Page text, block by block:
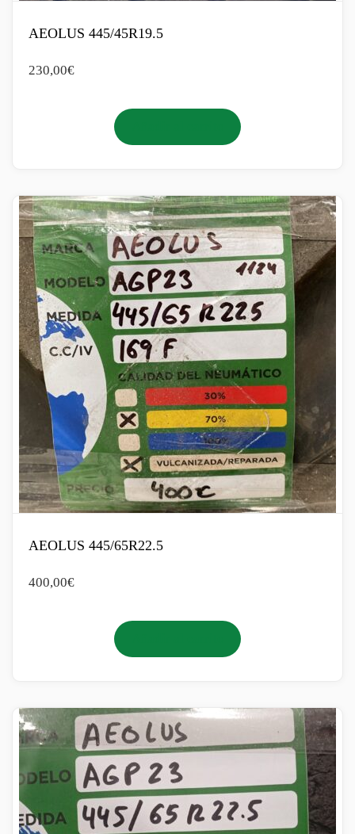
AEOLUS 445/45R19.5
230,00€
AEOLUS 445/65R22.5
400,00€